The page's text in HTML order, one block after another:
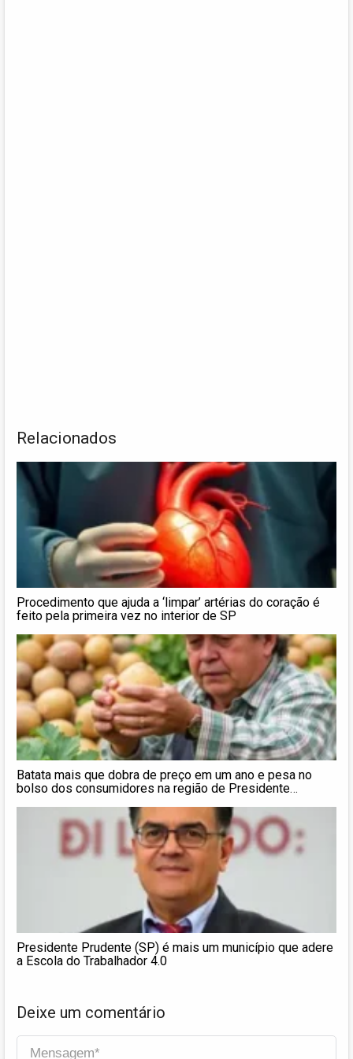
Relacionados
Procedimento que ajuda a ‘limpar’ artérias do coração é
feito pela primeira vez no interior de SP
Batata mais que dobra de preço em um ano e pesa no
bolso dos consumidores na região de Presidente
Presidente Prudente (SP) é mais um município que adere
a Escola do Trabalhador 4.0
Deixe um comentário